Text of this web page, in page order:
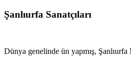
Şanlıurfa Sanatçıları
Dünya genelinde ün yapmış, Şanlıurfa